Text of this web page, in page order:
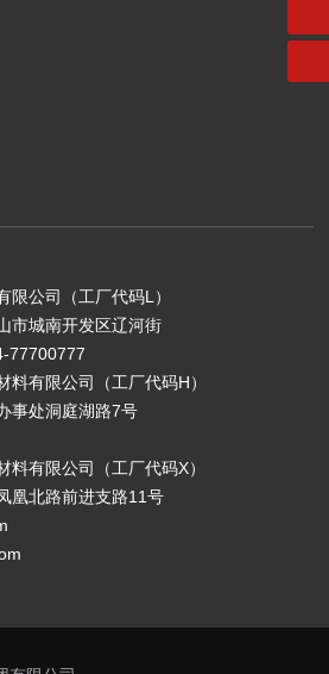
限公司（工厂代码L）
市城南开发区辽河街
77700777
料有限公司（工厂代码H）
事处洞庭湖路7号
料有限公司（工厂代码X）
凰北路前进支路11号